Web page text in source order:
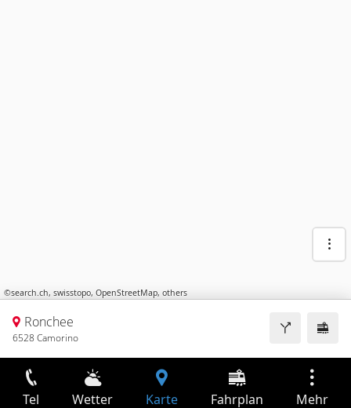
©search.ch, swisstopo, OpenStreetMap, others
Ronchee
6528 Camorino
Tel Wetter Karte Fahrplan Mehr